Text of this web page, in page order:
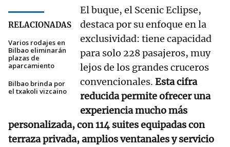
RELACIONADAS
Varios rodajes en
Bilbao eliminarán
plazas de
aparcamiento
Bilbao brinda por
el txakoli vizcaino
El buque, el Scenic Eclipse,
destaca por su enfoque en la
exclusividad: tiene capacidad
para solo 228 pasajeros, muy
lejos de los grandes cruceros
convencionales. Esta cifra
reducida permite ofrecer una
experiencia mucho más
personalizada, con 114 suites equipadas con
terraza privada, amplios ventanales y servicio